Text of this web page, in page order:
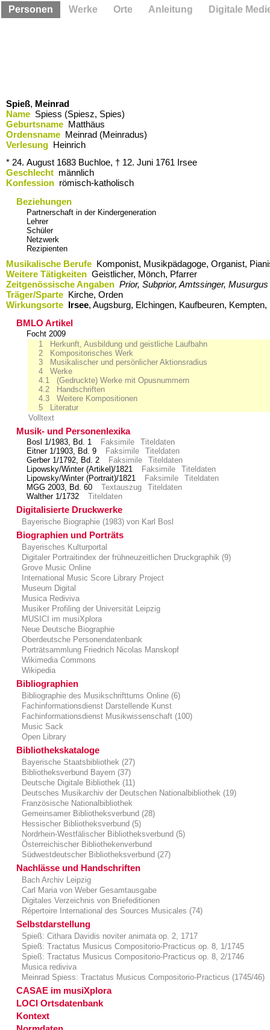
Spieß, Meinrad
Name Spiess (Spiesz, Spies)
Geburtsname Matthäus
Ordensname Meinrad (Meinradus)
Verlesung Heinrich
* 24. August 1683 Buchloe, † 12. Juni 1761 Irsee
Geschlecht männlich
Konfession römisch-katholisch
Beziehungen
Partnerschaft in der Kindergeneration
Lehrer
Schüler
Netzwerk
Rezipienten
Musikalische Berufe Komponist, Musikpädagoge, Organist,
Weitere Tätigkeiten Geistlicher, Mönch, Pfarrer
Zeitgenössische Angaben Prior, Subprior, Amtssinger, Musurgus
Träger/Sparte Kirche, Orden
Wirkungsorte Irsee,​ Augsburg,​ Elchingen,​ Kaufbeuren,​
BMLO Artikel
Focht 2009
1 Herkunft, Ausbildung und geistliche Laufbahn
2 Kompositorisches Werk
3 Musikalischer und persönlicher Aktionsradius
4 Werke
4.1 (Gedruckte) Werke mit Opusnummern
4.2 Handschriften
4.3 Weitere Kompositionen
5 Literatur
Volltext
Musik- und Personenlexika
Bosl 1/1983, Bd. 1 Faksimile
Titeldaten
Eitner 1/1903, Bd. 9
Faksimile
Titeldaten
Gerber 1/1792, Bd. 2
Faksimile
Titeldaten
Lipowsky/Winter (Artikel)/1821
Faksimile
Titeldaten
Lipowsky/Winter (Portrait)/1821
Faksimile
Titeldaten
MGG 2003, Bd. 60
Textauszug
Titeldaten
Walther 1/1732
Titeldaten
Digitalisierte Druckwerke
Bayerische Biographie (1983) von Karl Bosl
Biographien und Porträts
Bayerisches Kulturportal
Digitaler Portraitindex der frühneuzeitlichen Druckgraphik (9)
Grove Music Online
International Music Score Library Project
Museum Digital
Musica Rediviva
Musiker Profiling der Universität Leipzig
MUSICI im musiXplora
Neue Deutsche Biographie
Oberdeutsche Personendatenbank
Porträtsammlung Friedrich Nicolas Manskopf
Wikimedia Commons
Wikipedia
Bibliographien
Bibliographie des Musikschrifttums Online (6)
Fachinformationsdienst Darstellende Kunst
Fachinformationsdienst Musikwissenschaft (100)
Music Sack
Open Library
Bibliothekskataloge
Bayerische Staatsbibliothek (27)
Bibliotheksverbund Bayern (37)
Deutsche Digitale Bibliothek (11)
Deutsches Musikarchiv der Deutschen Nationalbibliothek (19)
Französische Nationalbibliothek
Gemeinsamer Bibliotheksverbund (28)
Hessischer Bibliotheksverbund (5)
Nordrhein-Westfälischer Bibliotheksverbund (5)
Österreichischer Bibliothekenverbund
Südwestdeutscher Bibliotheksverbund (27)
Nachlässe und Handschriften
Bach Archiv Leipzig
Carl Maria von Weber Gesamtausgabe
Digitales Verzeichnis von Briefeditionen
Répertoire International des Sources Musicales (74)
Selbstdarstellung
Spieß: Cithara Davidis noviter animata op. 2, 1717
Spieß: Tractatus Musicus Compositorio-Practicus op. 8, 1/1745
Spieß: Tractatus Musicus Compositorio-Practicus op. 8, 2/1746
Musica rediviva
Meinrad Spiess: Tractatus Musicus Compositorio-Practicus (1745/46)
CASAE im musiXplora
LOCI Ortsdatenbank
Kontext
Personen Werke Orte Anleitung Digitale